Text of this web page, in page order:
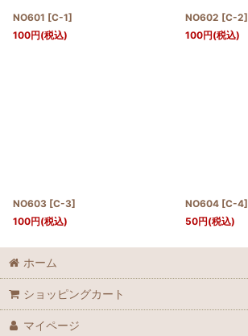
NO601 [C-1]
100円(税込)
NO602 [C-2]
100円(税込)
NO603 [C-3]
100円(税込)
NO604 [C-4]
50円(税込)
ホーム
ショッピングカート
マイページ